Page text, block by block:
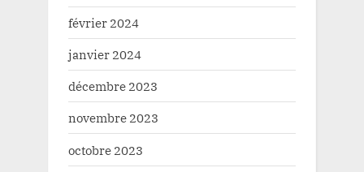
février 2024
janvier 2024
décembre 2023
novembre 2023
octobre 2023